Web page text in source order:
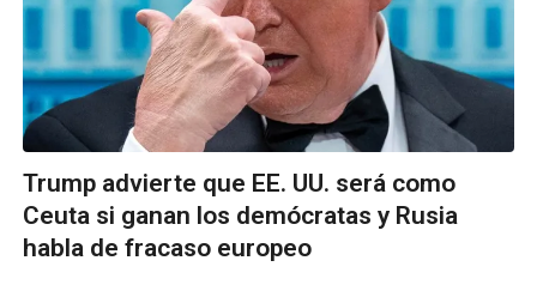
Trump advierte que EE. UU. será como
Ceuta si ganan los demócratas y Rusia
habla de fracaso europeo